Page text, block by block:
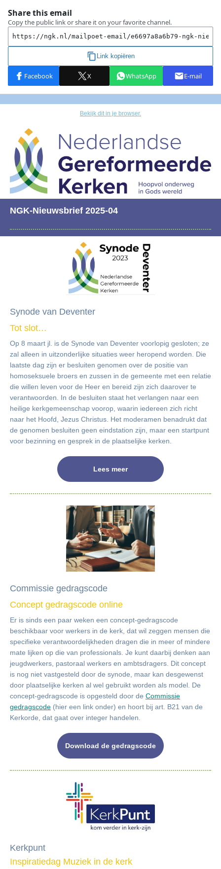
Bekijk dit in je browser.
NGK-Nieuwsbrief 2025-04
Synode van Deventer
Tot slot…
Op 8 maart jl. is de Synode van Deventer voorlopig gesloten; ze
zal alleen in uitzonderlijke situaties weer heropend worden. Die
laatste dag zijn er besluiten genomen over de positie van
homoseksuele broers en zussen in de gemeente met een relatie
die willen leven voor de Heer en bereid zijn zich daarover te
verantwoorden. In de besluiten staat het verlangen naar een
heilige kerkgemeenschap voorop, waarin iedereen zich richt
naar het Hoofd, Jezus Christus. Het moderamen benadrukt dat
de genomen besluiten geen eindstation zijn, maar een startpunt
voor bezinning en gesprek in de plaatselijke kerken.
Lees meer
Commissie gedragscode
Concept gedragscode online
Er is sinds een paar weken een concept-gedragscode
beschikbaar voor werkers in de kerk, dat wil zeggen mensen die
specifieke verantwoordelijkheden dragen die in meer of mindere
mate lijken op die van professionals. Je kunt daarbij denken aan
jeugdwerkers, pastoraal werkers en ambtsdragers. Dit concept
is nog niet vastgesteld door de synode, maar kan desgewenst
door plaatselijke kerken al wel gebruikt worden als model. De
concept-gedragscode is opgesteld door de Commissie
gedragscode (hier een link onder) en hoort bij art. B21 van de
Kerkorde, dat gaat over integer handelen.
Download de gedragscode
Kerkpunt
Inspiratiedag Muziek in de kerk